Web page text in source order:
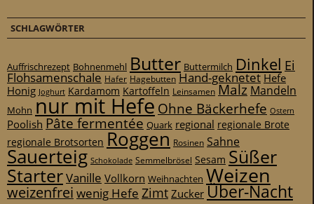
SCHLAGWÖRTER
Auffrischrezept Bohnenmehl Butter Buttermilch Dinkel Ei
Flohsamenschale Hafer Hagebutten Hand-geknetet Hefe
Honig Joghurt Kardamom Kartoffeln Leinsamen Malz Mandeln
Mohn nur mit Hefe Ohne Bäckerhefe Ostern
Poolish Pâte fermentée Quark regional regionale Brote
regionale Brotsorten Roggen Rosinen Sahne
Sauerteig Schokolade Semmelbrösel Sesam Süßer
StarterVanille Vollkorn Weihnachten Weizen
weizenfrei wenig Hefe ZimtZuckerÜber-Nacht